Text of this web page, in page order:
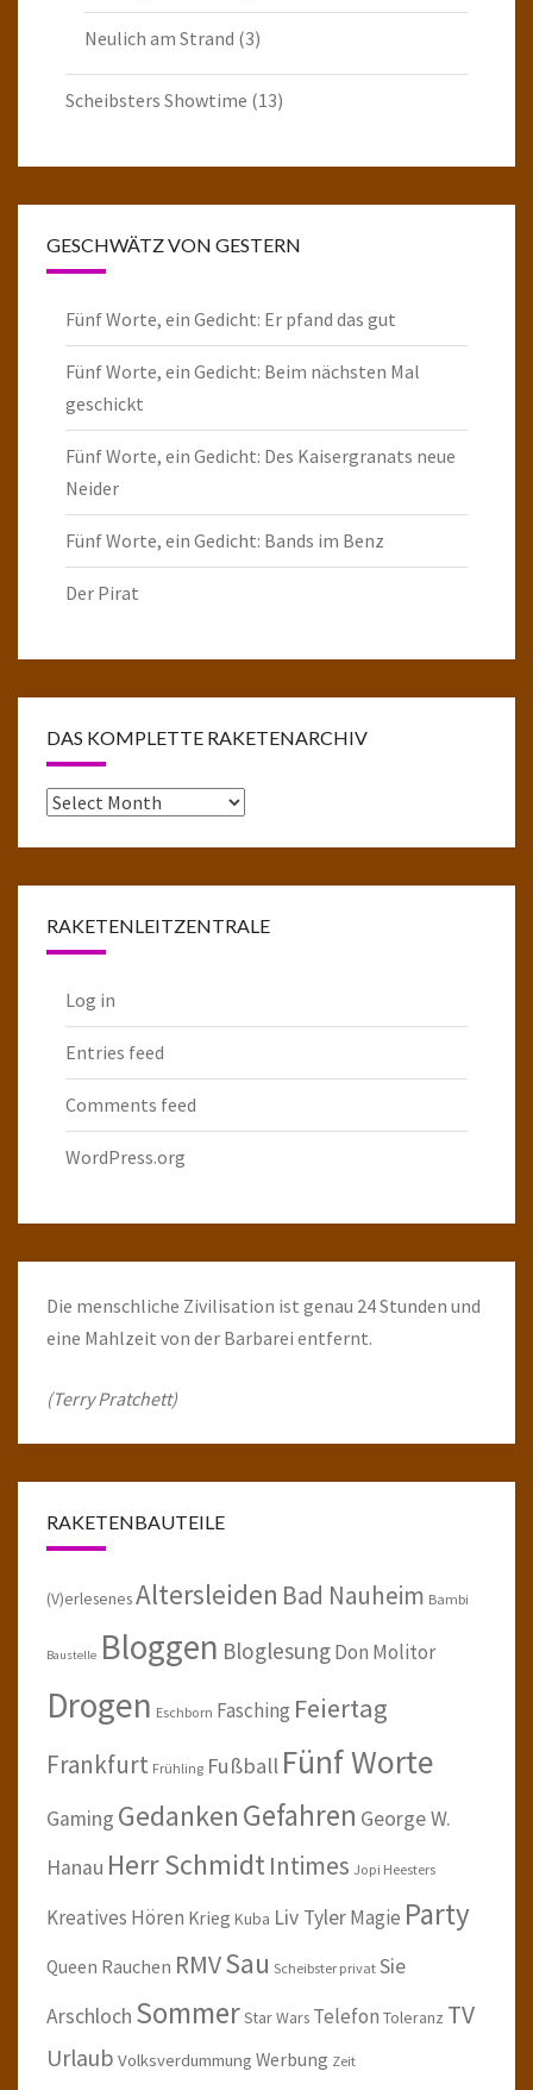
Neulich am Strand (3)
Scheibsters Showtime (13)
GESCHWÄTZ VON GESTERN
Fünf Worte, ein Gedicht: Er pfand das gut
Fünf Worte, ein Gedicht: Beim nächsten Mal
geschickt
Fünf Worte, ein Gedicht: Des Kaisergranats neue
Neider
Fünf Worte, ein Gedicht: Bands im Benz
Der Pirat
DAS KOMPLETTE RAKETENARCHIV
Das
RAKETENLEITZENTRALE
Log in
Entries feed
Comments feed
WordPress.org
Die menschliche Zivilisation ist genau 24 Stunden und
eine Mahlzeit von der Barbarei entfernt.
(Terry Pratchett)
RAKETENBAUTEILE
(V)erlesenesAltersleiden Bad Nauheim Bambi
Baustelle Bloggen BloglesungDon Molitor
Drogen Eschborn Fasching Feiertag
Frankfurt Frühling Fußball Fünf Worte
Gaming GedankenGefahren George W.
Hanau Herr SchmidtIntimes Jopi Heesters
Kreatives Hören Krieg Kuba Liv TylerMagie Party
Queen Rauchen RMVSau Scheibster privat Sie
Arschloch SommerStar Wars Telefon Toleranz TV
Urlaub Volksverdummung Werbung Zeit